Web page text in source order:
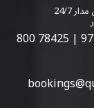
24/7
800 78425 |